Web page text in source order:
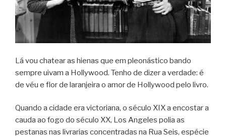
Lá vou chatear as hienas que em pleonástico bando
sempre uivam a Hollywood. Tenho de dizer a verdade: é
de véu e flor de laranjeira o amor de Hollywood pelo livro.
Quando a cidade era victoriana, o século XIX a encostar a
cauda ao fogo do século XX, Los Angeles polia as
pestanas nas livrarias concentradas na Rua Seis, espécie